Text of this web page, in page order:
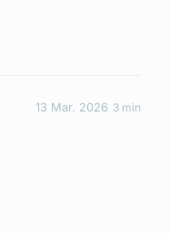
13 Mar. 2026 3 min